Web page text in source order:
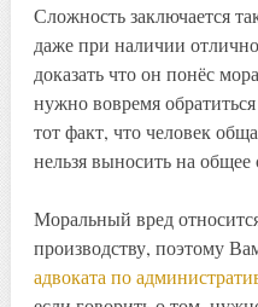
Сложность заключается
даже при наличии
доказать что он понёс
нужно вовремя
тот факт, что человек
нельзя выносить на общее
Моральный вред
производству, поэтому
адвоката по